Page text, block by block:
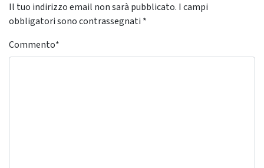
Il tuo indirizzo email non sarà pubblicato. I campi
obbligatori sono contrassegnati *
Commento*